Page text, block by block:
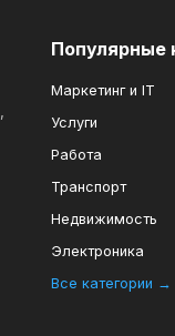
Популярные
Маркетинг и IT
Услуги
Работа
Транспорт
Недвижимость
Электроника
Все категории →